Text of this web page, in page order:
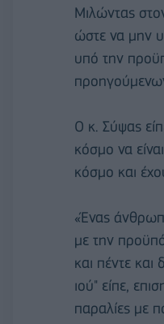
Μιλώντας
ώστε να μην
υπό την
Ο κ. Σύψας
κόσμο να
κόσμο και
«Ένας
με την
και πέντε
ιού" είπε,
παραλίες με